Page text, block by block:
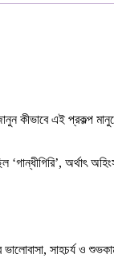
কীভাবে এই প্রকল্প
অর্থাৎ
ভালোবাসা, সাহচর্য ও